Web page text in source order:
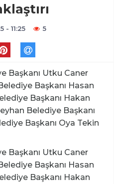
- 11:25 5
Başkanı Utku Caner
Başkanı Hasan
Başkanı Hakan
Belediye Başkanı
Başkanı Oya Tekin
Başkanı Utku Caner
Başkanı Hasan
Başkanı Hakan